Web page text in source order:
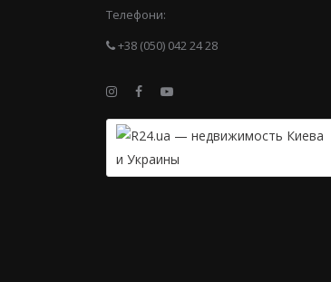
Телефони:
+38 (050) 042 24 28